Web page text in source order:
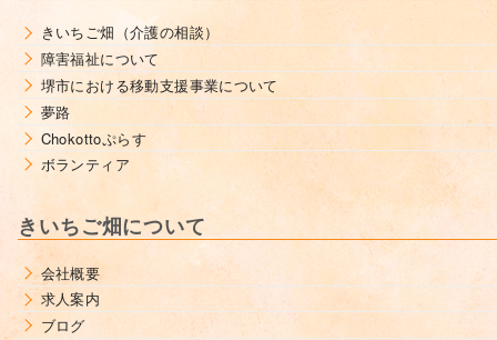
きいちご畑（介護の相談）
障害福祉について
堺市における移動支援事業について
夢路
Chokottoぷらす
ボランティア
きいちご畑について
会社概要
求人案内
ブログ